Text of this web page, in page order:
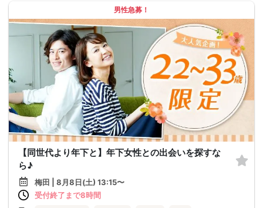
男性急募！
【同世代より年下と】年下女性との出会いを探すな
ら♪
梅田 | 8月8日(土) 13:15〜
受付終了まで8時間